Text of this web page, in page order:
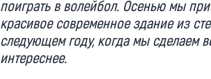
поиграть в волейбол. Осенью мы
красивое современное здание из
следующем году, когда мы сделаем
интереснее.